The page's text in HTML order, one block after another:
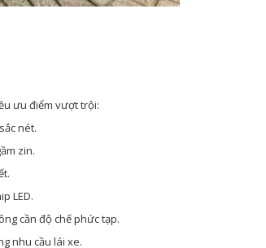
ưu điểm vượt trội:
nét.
zin.
LED.
cần độ chế phức tạp.
nhu cầu lái xe.